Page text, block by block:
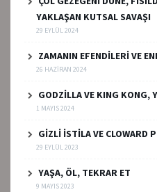
YAKLAŞAN KUTSAL SAVAŞI
29 EYLÜL 2024
ZAMANIN EFENDİLERİ VE
26 HAZIRAN 2024
GODZİLLA VE KING KONG,
1 MAYIS 2024
GİZLİ İSTİLA VE CLOWARD
29 EYLÜL 2023
YAŞA, ÖL, TEKRAR ET
9 MAYIS 2023